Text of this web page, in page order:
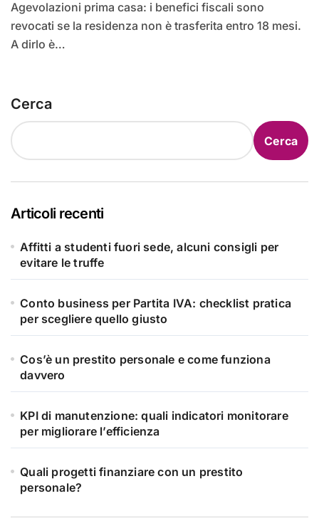
Agevolazioni prima casa: i benefici fiscali sono
revocati se la residenza non è trasferita entro 18 mesi.
A dirlo è…
Cerca
Cerca
Articoli recenti
Affitti a studenti fuori sede, alcuni consigli per
evitare le truffe
Conto business per Partita IVA: checklist pratica
per scegliere quello giusto
Cos’è un prestito personale e come funziona
davvero
KPI di manutenzione: quali indicatori monitorare
per migliorare l’efficienza
Quali progetti finanziare con un prestito
personale?